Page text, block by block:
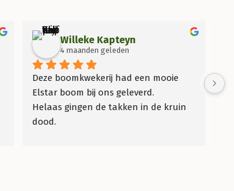
Willeke Kapteyn
4 maanden geleden
Deze boomkwekerij had een mooie
Elstar boom bij ons geleverd.
Helaas gingen de takken in de kruin
dood.